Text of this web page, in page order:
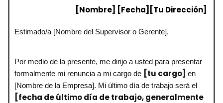
[Nombre] [Fecha][Tu Dirección]
Estimado/a [Nombre del Supervisor o Gerente],
Por medio de la presente, me dirijo a usted para presentar
formalmente mi renuncia a mi cargo de [tu cargo] en
[Nombre de la Empresa]. Mi último día de trabajo será el
[fecha de último día de trabajo, generalmente